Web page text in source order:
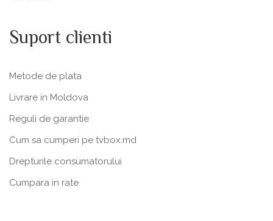
Suport clienti
Metode de plata
Livrare in Moldova
Reguli de garantie
Cum sa cumperi pe tvbox.md
Drepturile consumatorului
Cumpara in rate